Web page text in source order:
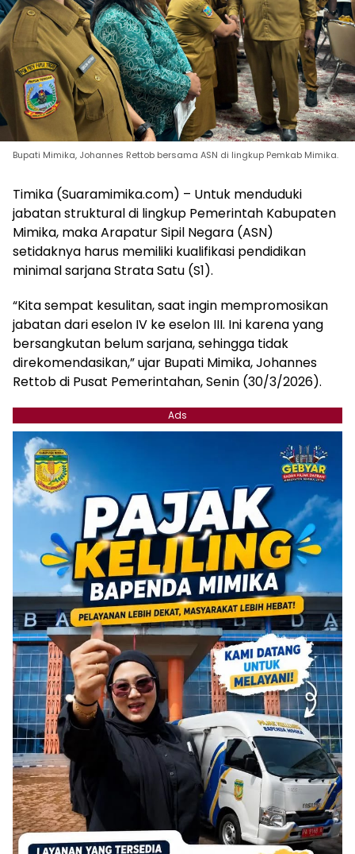
Bupati Mimika, Johannes Rettob bersama ASN di lingkup Pemkab Mimika.
Timika (Suaramimika.com) – Untuk menduduki
jabatan struktural di lingkup Pemerintah Kabupaten
Mimika, maka Arapatur Sipil Negara (ASN)
setidaknya harus memiliki kualifikasi pendidikan
minimal sarjana Strata Satu (S1).
“Kita sempat kesulitan, saat ingin mempromosikan
jabatan dari eselon IV ke eselon III. Ini karena yang
bersangkutan belum sarjana, sehingga tidak
direkomendasikan,” ujar Bupati Mimika, Johannes
Rettob di Pusat Pemerintahan, Senin (30/3/2026).
Ads